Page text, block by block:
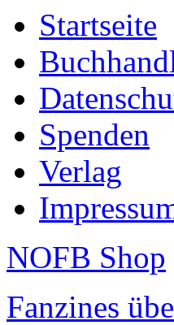
Startseite
Spenden
Verlag
NOFB Shop
Fanzines